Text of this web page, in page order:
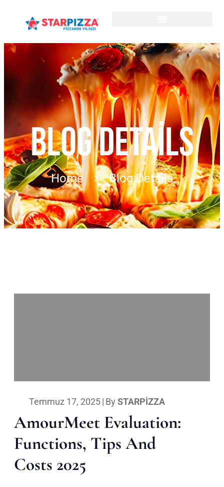
BLOG DETAILS
Home Blog Details
Temmuz 17, 2025| By STARPIZZA
AmourMeet Evaluation:
Functions, Tips And
Costs 2025